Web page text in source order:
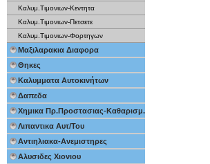
Καλυμ.Τιμονιων-Κεντητα
Καλυμ.Τιμονιων-Πετσετε
Καλυμ.Τιμονιων-Φορτηγων
Μαξιλαρακια Διαφορα
Θηκες
Καλυμματα Αυτοκινήτων
Δαπεδα
Χημικα Πρ.Προστασιας-Καθαρισμ.
Λιπαντικα Αυτ/Του
Αντιηλιακα-Ανεμιστηρες
Αλυσιδες Χιονιου